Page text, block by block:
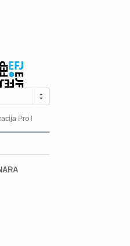
dugogodišnjoj...
Pro Educa juče je uspješno